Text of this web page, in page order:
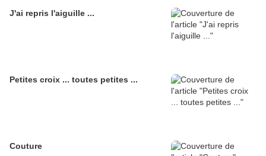
J'ai repris l'aiguille ...
Petites croix ... toutes petites ...
Couture